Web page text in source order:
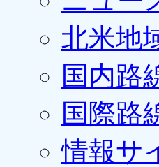
北米地
国内路
国際路
情報サ